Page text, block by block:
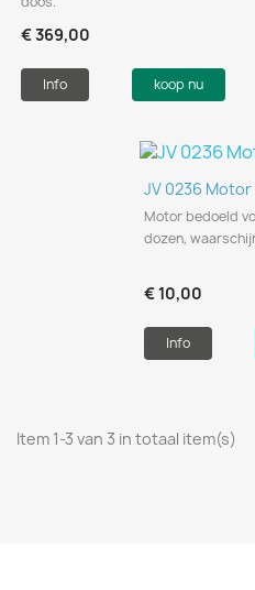
€ 369,00
Info koop nu
JV 0236 Motor
Motor bedoeld
dozen,
€ 10,00
Info
Item 1-3 van 3 in totaal item(s)